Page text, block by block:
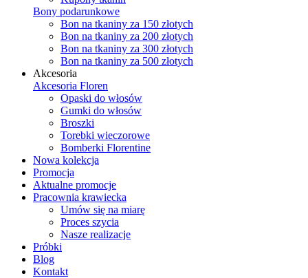
Bony podarunkowe
Bon na tkaniny za 150 złotych
Bon na tkaniny za 200 złotych
Bon na tkaniny za 300 złotych
Bon na tkaniny za 500 złotych
Akcesoria
Akcesoria Floren
Opaski do włosów
Gumki do włosów
Broszki
Torebki wieczorowe
Bomberki Florentine
Nowa kolekcja
Promocja
Aktualne promocje
Pracownia krawiecka
Umów się na miarę
Proces szycia
Nasze realizacje
Próbki
Blog
Kontakt